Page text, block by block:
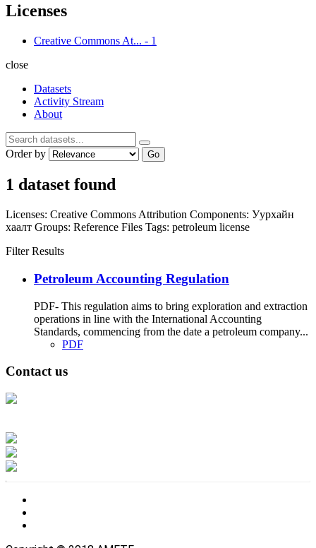
Licenses
Creative Commons At... - 1
close
Datasets
Activity Stream
About
Order by Go
1 dataset found
Licenses: Creative Commons Attribution Components: Уурхайн
хаалт Groups: Reference Files Tags: petroleum license
Filter Results
Petroleum Accounting Regulation
PDF- This regulation aims to bring exploration and extraction
operations in line with the International Accounting
Standards, commencing from the date a petroleum company...
PDF
Contact us